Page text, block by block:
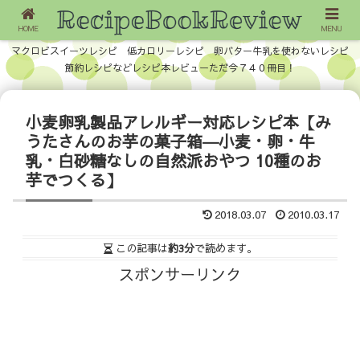
マクロビスイーツレシピ 低カロリーレシピ 卵バター牛乳を使わないレシピ
節約レシピなどレシピ本レビューただ今７４０冊目！
小麦卵乳製品アレルギー対応レシピ本【み
うたさんのお芋の菓子箱―小麦・卵・牛
乳・白砂糖なしの自然派おやつ 10種のお
芋でつくる】
2018.03.07 2010.03.17
この記事は約3分で読めます。
スポンサーリンク
HOME MENU